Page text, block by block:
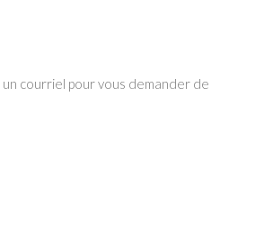
courriel pour vous demander de